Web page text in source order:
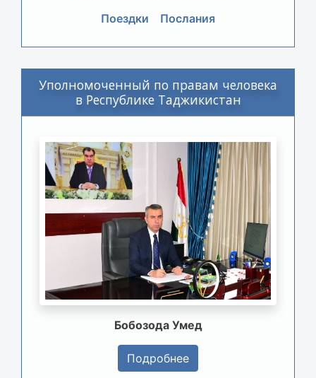
Поездки
Послания
Уполномоченный по правам человека
в Республике Таджикистан
Бобозода Умед
Подробнее